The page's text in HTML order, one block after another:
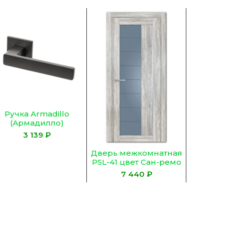
Ручка Armadillo
(Армадилло)
раздельная
K.YM.TOFFEE BL-26
₽
Дверь межкомнатная
PSL-41 цвет Сан-ремо
серый (Графит
сатинат)
₽